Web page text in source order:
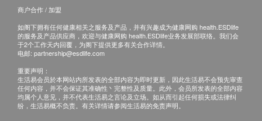
送货时间:
商品会于订单确认付款后 5 - 7 个工作天内送出，
送货时间为上午 9 时至下午 6 时。
送货服务有可能因天气、交通、地区或其他因素而
暂停或延期，送货时间将会另作安排。
如商品已到达收货地址而没有人签收，道尔顿(香
港)有限公司可再次安排送货服务，但顾客必须以
到付式支付再送货之费用。
食和飲用。因此，可以根據四個人每天 10 升的水量
估計過濾器的壽命‧
Q: 所有道爾頓塑料都不含 BPA 嗎？
A: 是的，所有 Doulton 和 British Berkefeld 塑料都是
不含 BPA 的食品級聚丙烯。
我們還會提供不銹鋼系統，迎合希望避免使用塑料的
商户合作 / 加盟
如阁下拥有任何健康相关之服务及产品，并有兴趣成为健康网购 health.ESDlife
的服务及产品供应商，欢迎与健康网购 health.ESDlife业务发展部联络。我们会
于2个工作天内回覆，为阁下提供更多有关合作详情。
电邮: partnership@esdlife.com
重要声明：
生活易会员於本网站内所发表的全部内容为即时更新，因此生活易不会预先审查
任何内容，并不会保证其准确性丶完整性及质量。此外，会员所发表的全部内容
均属个人意见，并不代表生活易之言论及立场。如从而引起任何损失或法律纠
纷，生活易概不负责。有关详情请参阅生活易的免责声明。